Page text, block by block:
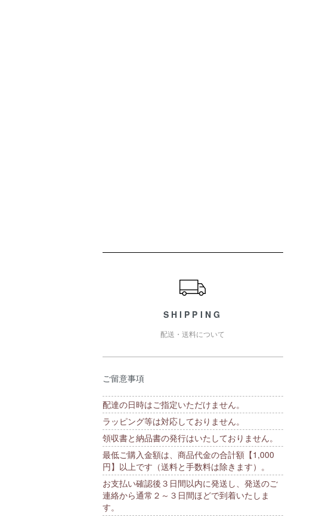
SHIPPING
配送・送料について
ご留意事項
配達の日時はご指定いただけません。
ラッピング等は対応しておりません。
領収書と納品書の発行はいたしておりません。
最低ご購入金額は、商品代金の合計額【1,000
円】以上です（送料と手数料は除きます）。
お支払い確認後３日間以内に発送し、発送のご
連絡から通常２～３日間ほどで到着いたしま
す。